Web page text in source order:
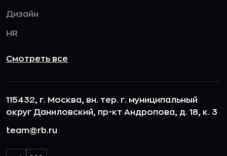
Дизайн
HR
Смотреть все
115432, г. Москва, вн. тер. г. муниципальный
округ Даниловский, пр-кт Андропова, д. 18, к. 3
team@rb.ru